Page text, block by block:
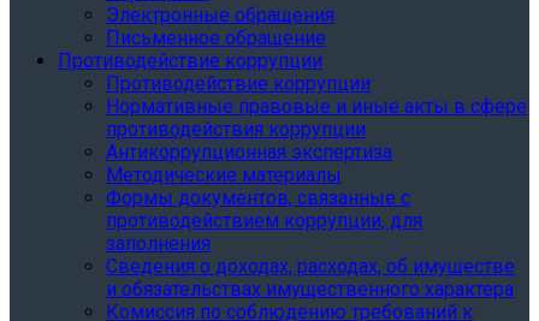
Электронные обращения
Письменное обращение
Противодействие коррупции
Противодействие коррупции
Нормативные правовые и иные акты в сфере
противодействия коррупции
Антикоррупционная экспертиза
Методические материалы
Формы документов, связанные с
противодействием коррупции, для
заполнения
Сведения о доходах, расходах, об имуществе
и обязательствах имущественного характера
Комиссия по соблюдению требований к